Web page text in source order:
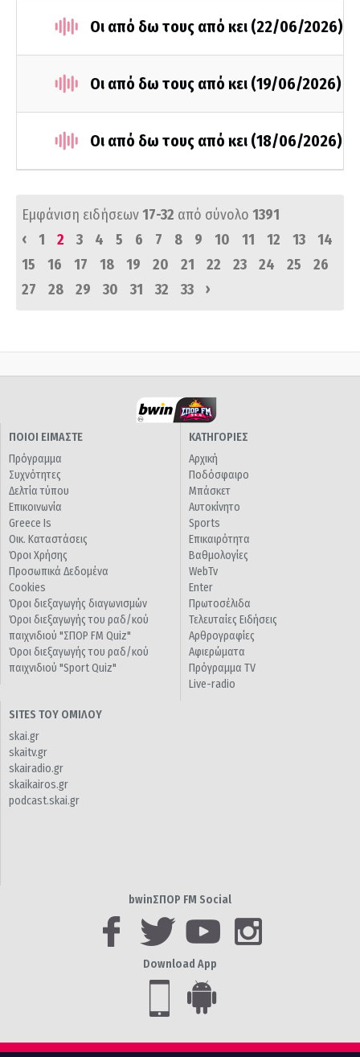
Οι από δω τους από κει (22/06/2026)
Οι από δω τους από κει (19/06/2026)
Οι από δω τους από κει (18/06/2026)
Εμφάνιση ειδήσεων17-32 από σύνολο 1391
‹
1 2 3 4 5 6 7 8 9 10 11 12 13
14
15
16 17 18 19 20 21 22 23 24 25
26
27
28 29 30 31 32 33 ›
ΠΟΙΟΙ ΕΙΜΑΣΤΕ
Πρόγραμμα
Συχνότητες
Δελτία τύπου
Επικοινωνία
Greece Is
Οικ. Καταστάσεις
Όροι Χρήσης
Προσωπικά Δεδομένα
Cookies
Όροι διεξαγωγής διαγωνισμών
Όροι διεξαγωγής του ραδ/κού
παιχνιδιού "ΣΠΟΡ FM Quiz"
Όροι διεξαγωγής του ραδ/κού
παιχνιδιού "Sport Quiz"
ΚΑΤΗΓΟΡΙΕΣ
Αρχική
Ποδόσφαιρο
Μπάσκετ
Αυτοκίνητο
Sports
Επικαιρότητα
Βαθμολογίες
WebTv
Enter
Πρωτοσέλιδα
Τελευταίες Ειδήσεις
Αρθρογραφίες
Αφιερώματα
Πρόγραμμα TV
Live-radio
SITES ΤΟΥ ΟΜΙΛΟΥ
skai.gr
skaitv.gr
skairadio.gr
skaikairos.gr
podcast.skai.gr
bwinΣΠΟΡ FM Social
Download App